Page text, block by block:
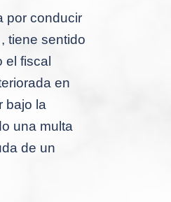
por conducir
tiene sentido
fiscal
en
bajo la
una multa
de un